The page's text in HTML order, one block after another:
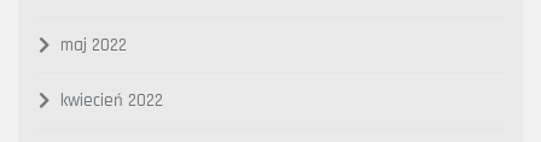
maj 2022
kwiecień 2022